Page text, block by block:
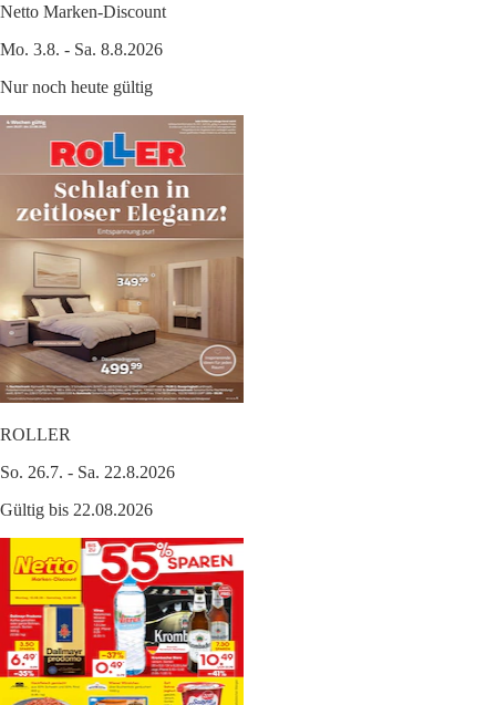
Netto Marken-Discount
Mo. 3.8. - Sa. 8.8.2026
Nur noch heute gültig
ROLLER
So. 26.7. - Sa. 22.8.2026
Gültig bis 22.08.2026